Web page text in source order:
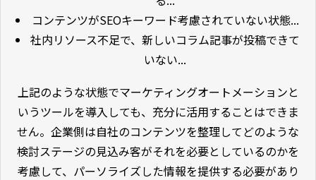
コンテンツがSEOキーワード考慮されていない状態...
社内リソース不足で、新しいコラム記事が投稿できて
いない...
上記のような状態でマーケティングオートメーションと
いうツールを導入しても、充分に活用することはできま
せん。企業側は自社のコンテンツを整理してどのような
検討ステージの見込み客がそれを必要としているのかを
考慮して、パーソライズした情報を提供する必要があり